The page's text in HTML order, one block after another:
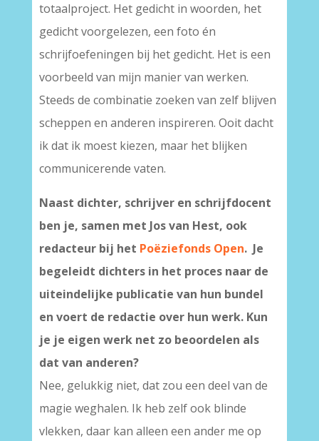
totaalproject. Het gedicht in woorden, het
gedicht voorgelezen, een foto én
schrijfoefeningen bij het gedicht. Het is een
voorbeeld van mijn manier van werken.
Steeds de combinatie zoeken van zelf blijven
scheppen en anderen inspireren. Ooit dacht
ik dat ik moest kiezen, maar het blijken
communicerende vaten.
Naast dichter, schrijver en schrijfdocent
ben je, samen met Jos van Hest, ook
redacteur bij het Poëziefonds Open. Je
begeleidt dichters in het proces naar de
uiteindelijke publicatie van hun bundel
en voert de redactie over hun werk. Kun
je je eigen werk net zo beoordelen als
dat van anderen?
Nee, gelukkig niet, dat zou een deel van de
magie weghalen. Ik heb zelf ook blinde
vlekken, daar kan alleen een ander me op